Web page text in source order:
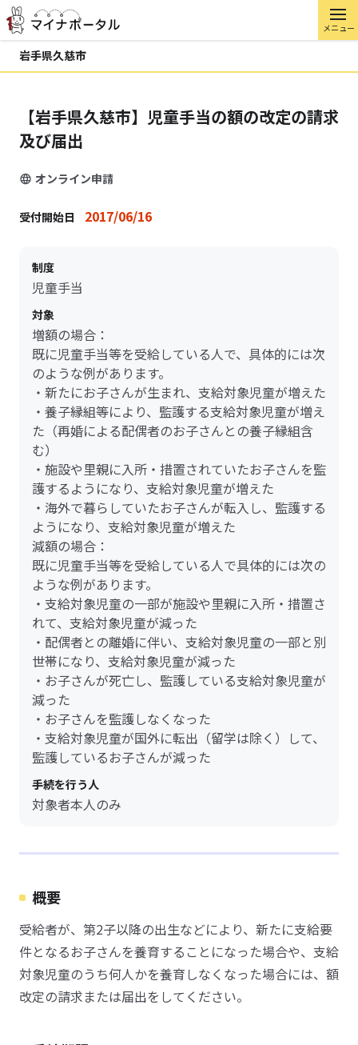
メニュー
岩手県久慈市
【岩手県久慈市】児童手当の額の改定の請求
及び届出
オンライン申請
受付開始日 2017/06/16
制度
児童手当
対象
増額の場合：
既に児童手当等を受給している人で、具体的には次
のような例があります。
・新たにお子さんが生まれ、支給対象児童が増えた
・養子縁組等により、監護する支給対象児童が増え
た（再婚による配偶者のお子さんとの養子縁組含
む）
・施設や里親に入所・措置されていたお子さんを監
護するようになり、支給対象児童が増えた
・海外で暮らしていたお子さんが転入し、監護する
ようになり、支給対象児童が増えた
減額の場合：
既に児童手当等を受給している人で具体的には次の
ような例があります。
・支給対象児童の一部が施設や里親に入所・措置さ
れて、支給対象児童が減った
・配偶者との離婚に伴い、支給対象児童の一部と別
世帯になり、支給対象児童が減った
・お子さんが死亡し、監護している支給対象児童が
減った
・お子さんを監護しなくなった
・支給対象児童が国外に転出（留学は除く）して、
監護しているお子さんが減った
手続を行う人
対象者本人のみ
概要
受給者が、第2子以降の出生などにより、新たに支給要
件となるお子さんを養育することになった場合や、支給
対象児童のうち何人かを養育しなくなった場合には、額
改定の請求または届出をしてください。